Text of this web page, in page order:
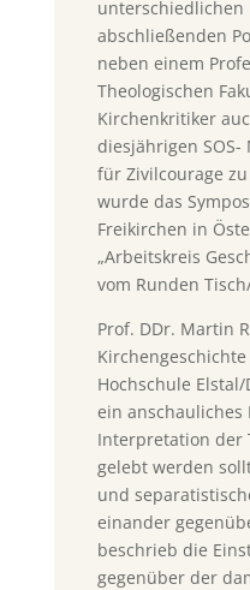
unterschiedlichen
abschließenden
neben einem
Theologischen
Kirchenkritiker
diesjährigen SOS-
für Zivilcourage
wurde das
Freikirchen in
„Arbeitskreis
vom Runden
Prof. DDr. Martin
Hochschule
ein
Interpretation der
gelebt werden
und
einander
beschrieb die
gegenüber der